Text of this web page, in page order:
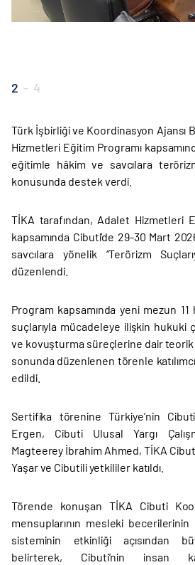
2 - 4
Türk İşbirliği ve Koordinasyon Ajansı
Hizmetleri Eğitim Programı
eğitimle hâkim ve savcılara
konusunda destek verdi.
TİKA tarafından, Adalet Hizmetleri
kapsamında Cibuti’de 29-30 Mart
savcılara yönelik “Terörizm
düzenlendi.
Program kapsamında yeni mezun
suçlarıyla mücadeleye ilişkin
ve kovuşturma süreçlerine dair
sonunda düzenlenen törenle
edildi.
Sertifika törenine Türkiye’nin
Ergen, Cibuti Ulusal Yargı
Magteerey İbrahim Ahmed, TİKA
Yaşar ve Cibutili yetkililer katıldı.
Törende konuşan TİKA Cibuti
mensuplarının mesleki
sisteminin etkinliği açısından
belirterek, Cibuti’nin insan